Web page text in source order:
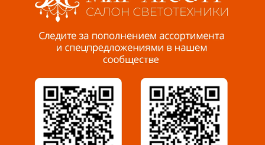
Пенза, ул. Пролетарская, 61 ТЦ "Стройбери"
Миасс, ул. Романенко, 95
8 922 500 30 39
Сызрань, ул. Декабристов, 1А
8 927 009 54 63